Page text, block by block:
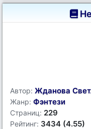
Автор: Жданова
Жанр: Фэнтези
Страниц: 229
Рейтинг: 3434 (4.55)